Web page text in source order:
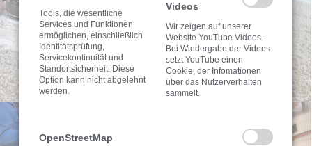
Tools, die wesentliche
Services und Funktionen
ermöglichen, einschließlich
Identitätsprüfung,
Servicekontinuität und
Standortsicherheit. Diese
Option kann nicht abgelehnt
werden.
Videos
Wir zeigen auf unserer
Website YouTube Videos.
Bei Wiedergabe der Videos
setzt YouTube einen
Cookie, der Infomationen
über das Nutzerverhalten
sammelt.
OpenStreetMap